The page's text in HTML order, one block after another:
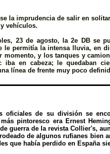
la imprudencia de salir en
vehículos.
23 de agosto, la 2e DB se
permitía la intensa lluvia, en
momento, y los tanques y
iba en cabeza; le quedaban
línea de frente muy poco
de su división se
pintoresco era Ernest
guerra de la revista Collier's,
de algunos rufianes bien
que había perdido en España